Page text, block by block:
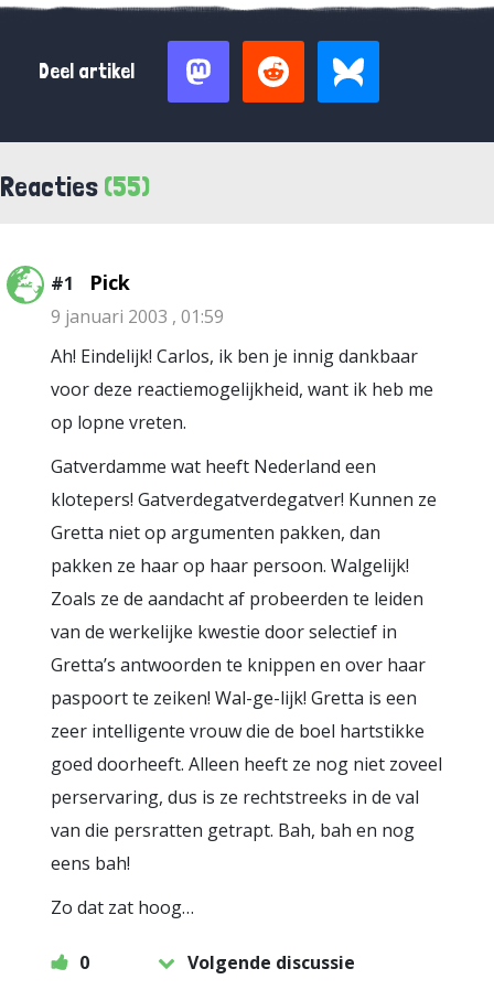
Deel artikel
Reacties (55)
#1 Pick
9 januari 2003 , 01:59
Ah! Eindelijk! Carlos, ik ben je innig dankbaar
voor deze reactiemogelijkheid, want ik heb me
op lopne vreten.
Gatverdamme wat heeft Nederland een
klotepers! Gatverdegatverdegatver! Kunnen ze
Gretta niet op argumenten pakken, dan
pakken ze haar op haar persoon. Walgelijk!
Zoals ze de aandacht af probeerden te leiden
van de werkelijke kwestie door selectief in
Gretta’s antwoorden te knippen en over haar
paspoort te zeiken! Wal-ge-lijk! Gretta is een
zeer intelligente vrouw die de boel hartstikke
goed doorheeft. Alleen heeft ze nog niet zoveel
perservaring, dus is ze rechtstreeks in de val
van die persratten getrapt. Bah, bah en nog
eens bah!
Zo dat zat hoog…
0 Volgende discussie